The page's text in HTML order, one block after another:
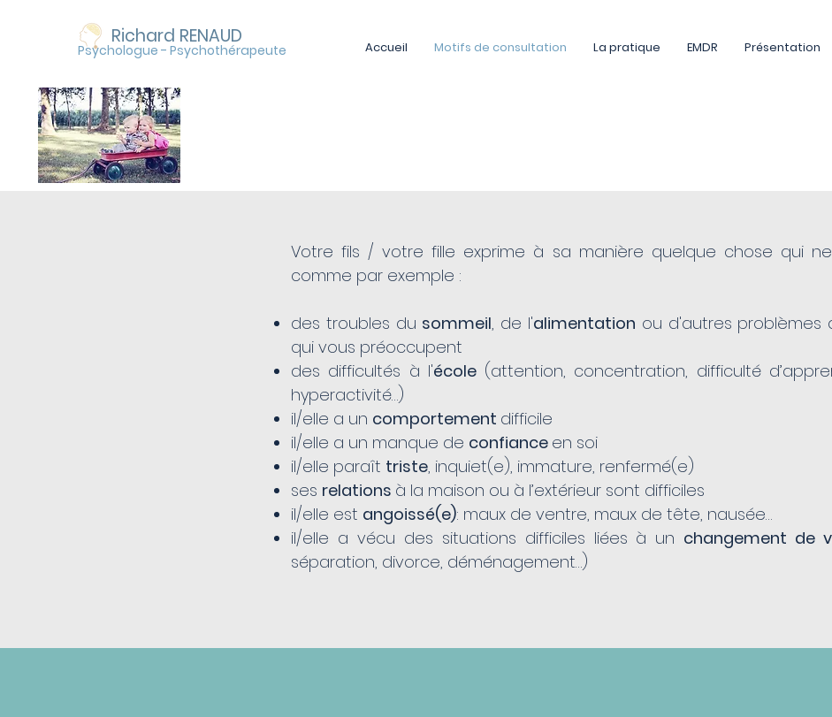
Psychologue - Psychothérapeute
Richard RENAUD Accueil Motifs de consultation La pratique EMDR Présentation
Votre fils / votre fille exprime à sa manière quelque chose qui
comme par exemple :
des troubles du sommeil, de l'alimentation ou d'autres problèmes
qui vous préoccupent
des difficultés à l'école (attention, concentration, difficulté
hyperactivité…)
il/elle a un comportement difficile
il/elle a un manque de confiance en soi
il/elle paraît triste, inquiet(e), immature, renfermé(e)
ses relations à la maison ou à l’extérieur sont difficiles
il/elle est angoissé(e): maux de ventre, maux de tête, nausée…
il/elle a vécu des situations difficiles liées à un changement de
séparation, divorce, déménagement…)